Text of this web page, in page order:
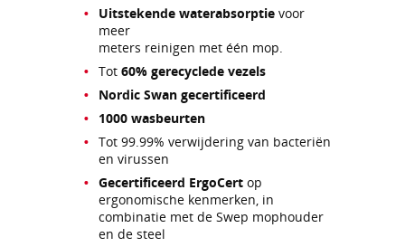
Uitstekende waterabsorptie voor
meer
meters reinigen met één mop.
Tot 60% gerecyclede vezels
Nordic Swan gecertificeerd
1000 wasbeurten
Tot 99.99% verwijdering van bacteriën
en virussen
Gecertificeerd ErgoCert op
ergonomische kenmerken, in
combinatie met de Swep mophouder
en de steel